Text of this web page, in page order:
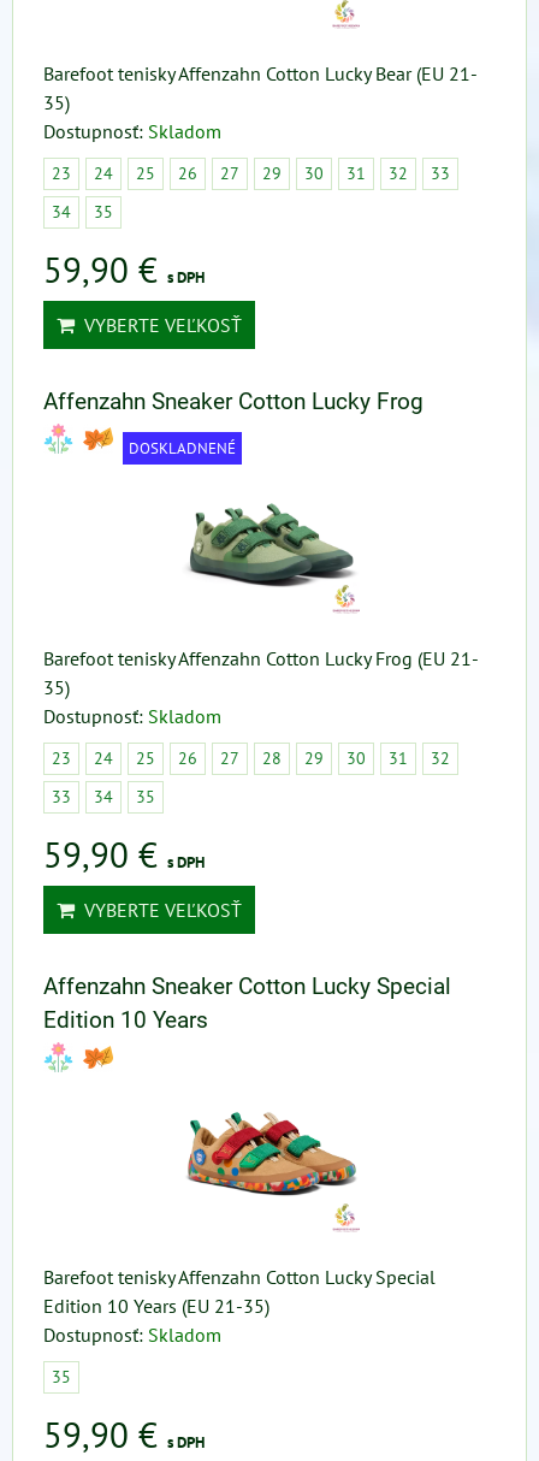
Barefoot tenisky Affenzahn Cotton Lucky Bear (EU 21-
35)
Dostupnosť: Skladom
23 24 25 26 27 29 30 31 32
33
34
35
59,90 € s DPH
VYBERTE VEĽKOSŤ
Affenzahn Sneaker Cotton Lucky Frog
DOSKLADNENÉ
Barefoot tenisky Affenzahn Cotton Lucky Frog (EU 21-
35)
Dostupnosť: Skladom
23 24 25 26 27 28 29 30 31
32
33
34 35
59,90 € s DPH
VYBERTE VEĽKOSŤ
Affenzahn Sneaker Cotton Lucky Special
Edition 10 Years
Barefoot tenisky Affenzahn Cotton Lucky Special
Edition 10 Years (EU 21-35)
Dostupnosť: Skladom
35
59,90 € s DPH